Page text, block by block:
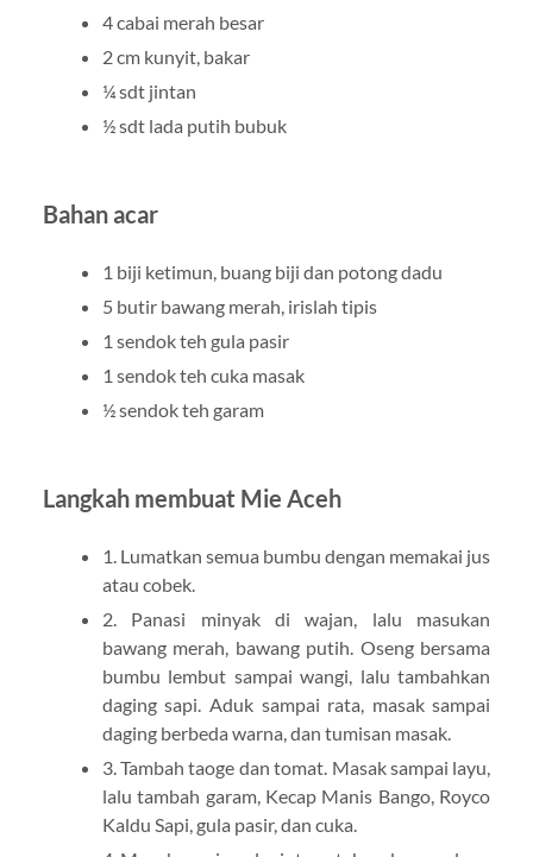
4 cabai merah besar
2 cm kunyit, bakar
¼ sdt jintan
½ sdt lada putih bubuk
Bahan acar
1 biji ketimun, buang biji dan potong dadu
5 butir bawang merah, irislah tipis
1 sendok teh gula pasir
1 sendok teh cuka masak
½ sendok teh garam
Langkah membuat Mie Aceh
1. Lumatkan semua bumbu dengan memakai jus
atau cobek.
2. Panasi minyak di wajan, lalu masukan
bawang merah, bawang putih. Oseng bersama
bumbu lembut sampai wangi, lalu tambahkan
daging sapi. Aduk sampai rata, masak sampai
daging berbeda warna, dan tumisan masak.
3. Tambah taoge dan tomat. Masak sampai layu,
lalu tambah garam, Kecap Manis Bango, Royco
Kaldu Sapi, gula pasir, dan cuka.